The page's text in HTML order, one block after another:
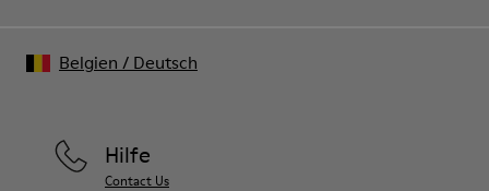
Hilfe
Contact Us
Belgien / Deutsch